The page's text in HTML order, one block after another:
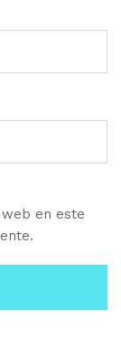
en este